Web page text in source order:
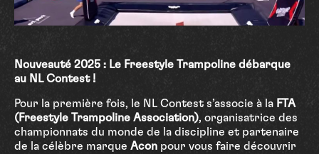
Nouveauté 2025 : Le Freestyle Trampoline débarque
au NL Contest !
Pour la première fois, le NL Contest s’associe à la FTA
(Freestyle Trampoline Association), organisatrice des
championnats du monde de la discipline et partenaire
de la célèbre marque Acon pour vous faire découvrir